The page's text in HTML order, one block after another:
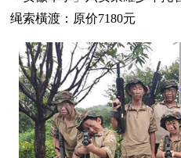
绳索橫渡：原价7180元